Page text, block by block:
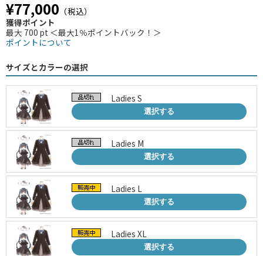
¥77,000 （税込）
獲得ポイント
最大 700 pt ＜最大1％ポイントバック！＞
ポイントについて
サイズとカラーの選択
Ladies S
選択する
Ladies M
選択する
Ladies L
選択する
Ladies XL
選択する